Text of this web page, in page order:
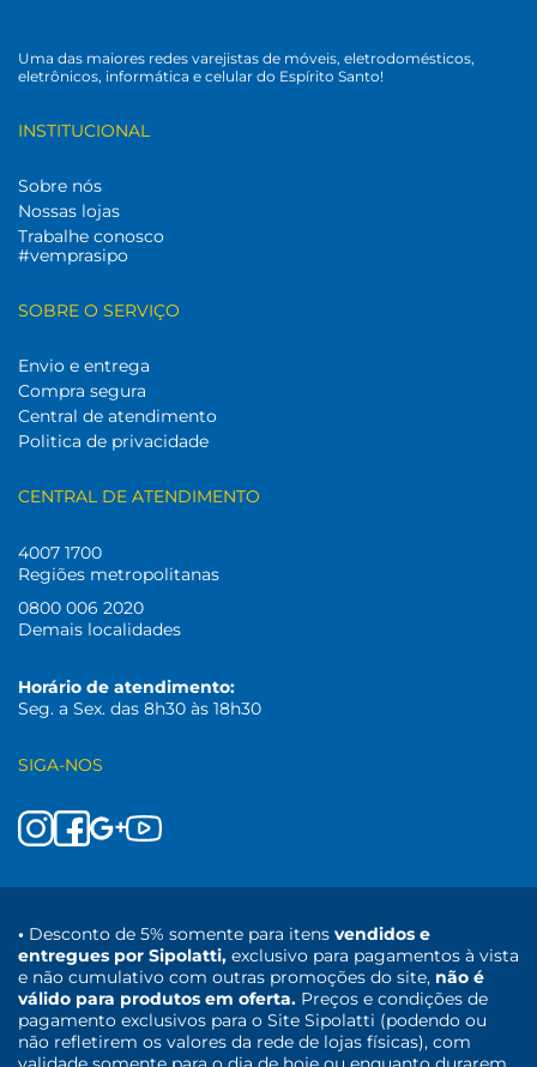
Uma das maiores redes varejistas de móveis, eletrodomésticos,
eletrônicos, informática e celular do Espírito Santo!
INSTITUCIONAL
Sobre nós
Nossas lojas
Trabalhe conosco
#vemprasipo
SOBRE O SERVIÇO
Envio e entrega
Compra segura
Central de atendimento
Politica de privacidade
CENTRAL DE ATENDIMENTO
4007 1700
Regiões metropolitanas
0800 006 2020
Demais localidades
Horário de atendimento:
Seg. a Sex. das 8h30 às 18h30
SIGA-NOS
• Desconto de 5% somente para itens vendidos e
entregues por Sipolatti, exclusivo para pagamentos à vista
e não cumulativo com outras promoções do site, não é
válido para produtos em oferta. Preços e condições de
pagamento exclusivos para o Site Sipolatti (podendo ou
não refletirem os valores da rede de lojas físicas), com